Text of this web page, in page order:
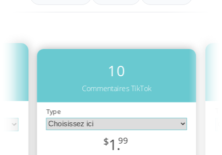
10
Commentaires TikTok
Type
$1.99